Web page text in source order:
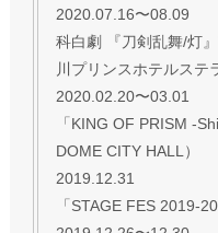
2020.07.16〜08.09
科白劇 『刀剣乱舞/灯
川プリンスホテルステ
2020.02.20〜03.01
「KING OF PRISM -
DOME CITY HALL）
2019.12.31
「STAGE FES 2019-